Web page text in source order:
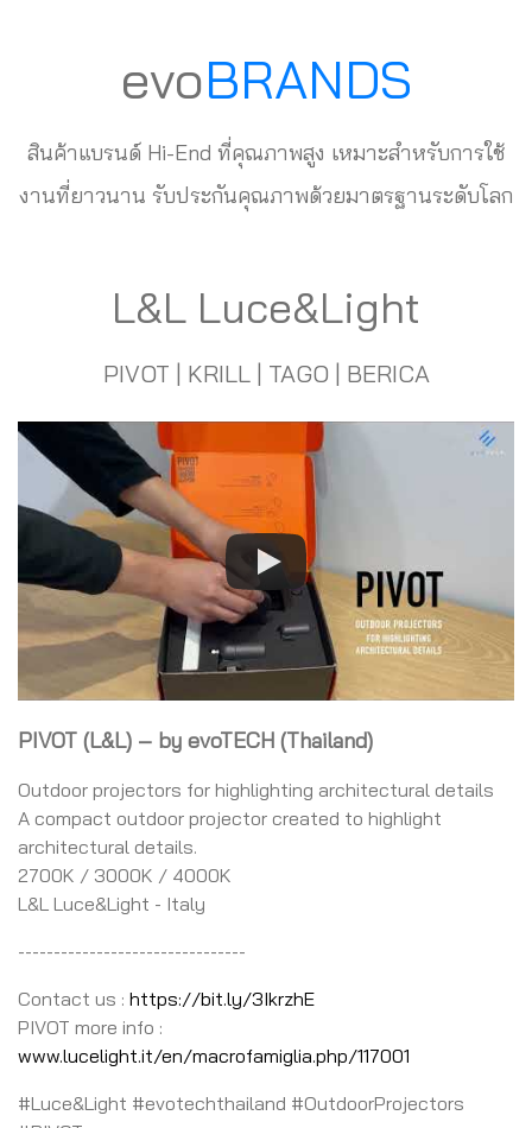
evoBRANDS
สินค้าแบรนด์ Hi-End ที่คุณภาพสูง เหมาะสำหรับการใช้
งานที่ยาวนาน รับประกันคุณภาพด้วยมาตรฐานระดับโลก
L&L Luce&Light
PIVOT | KRILL | TAGO | BERICA
PIVOT (L&L) – by evoTECH (Thailand)
Outdoor projectors for highlighting architectural details
A compact outdoor projector created to highlight
architectural details.
2700K / 3000K / 4000K
L&L Luce&Light - Italy
--------------------------------
Contact us : https://bit.ly/3IkrzhE
PIVOT more info :
www.lucelight.it/en/macrofamiglia.php/117001
#Luce&Light #evotechthailand #OutdoorProjectors